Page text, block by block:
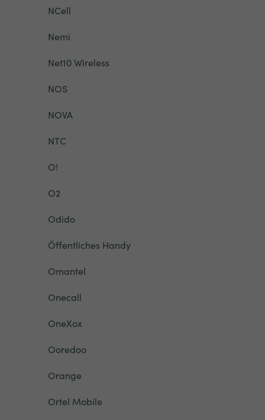
NCell
Nemi
Net10 Wireless
NOS
NOVA
NTC
O!
O2
Odido
Öffentliches Handy
Omantel
Onecall
OneXox
Ooredoo
Orange
Ortel Mobile